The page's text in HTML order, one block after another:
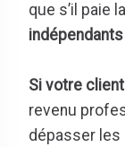
que s’il paie
Si votre
revenu
dépasser les